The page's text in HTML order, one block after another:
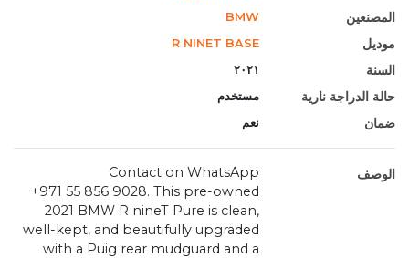
المصنعين BMW
موديل R NINET BASE
السنة ٢٠٢١
حالة الدراجة نارية مستخدم
ضمان نعم
الوصف
Contact on WhatsApp
‪+971 55 856 9028‬. This pre-owned
2021 BMW R nineT Pure is clean,
well-kept, and beautifully upgraded
with a Puig rear mudguard and a